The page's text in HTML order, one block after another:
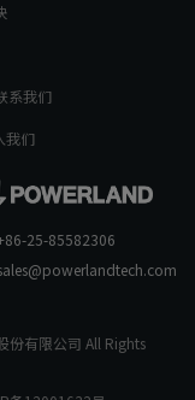
系我们
我们
25-85582306
有限公司 All Rights